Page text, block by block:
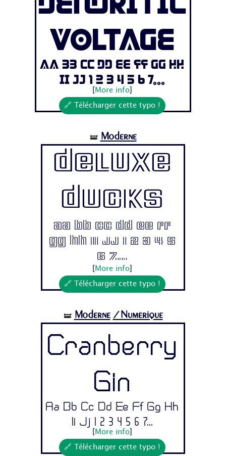
Voltage
Aa Bb Cc Dd Ee Ff Gg Hh
Ii Jj 1 2 3 4 5 6 7...
More info]
🔗 Télécharger cette typo !
🝛 Moderne
Deluxe
Ducks
Aa Bb Cc Dd Ee Ff
Gg Hh Ii Jj 1 2 3 4 5
6 7...
More info]
🔗 Télécharger cette typo !
🝛 Moderne /Numérique
Cranberry
Gin
Aa Bb Cc Dd Ee Ff Gg Hh
Ii Jj 1 2 3 4 5 6 7...
More info]
🔗 Télécharger cette typo !